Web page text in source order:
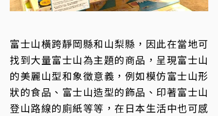
富士山橫跨靜岡縣和山梨縣，因此在當地可
找到大量富士山為主題的商品，呈現富士山
的美麗山型和象徵意義，例如模仿富士山形
狀的食品、富士山造型的飾品、印著富士山
登山路線的廁紙等等，在日本生活中也可感